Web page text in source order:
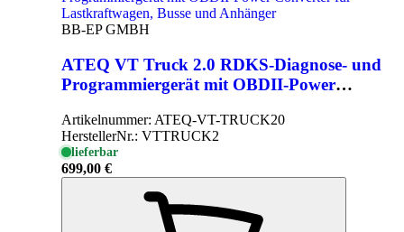
BB-EP GMBH
ATEQ VT Truck 2.0 RDKS-Diagnose- und
Programmiergerät mit OBDII-Power
Anhänger
Artikelnummer: ATEQ-VT-TRUCK20
HerstellerNr.: VTTRUCK2
lieferbar
699,00 €